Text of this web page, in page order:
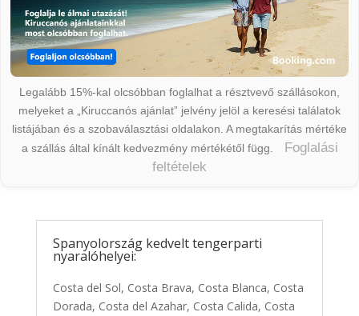
Legalább 15%-kal olcsóbban foglalhat a résztvevő szállásokon,
melyeket a „Kiruccanós ajánlat” jelvény jelöl a keresési találatok
listájában és a szobaválasztási oldalakon. A megtakarítás mértéke
a szállás által kínált kedvezmény mértékétől függ.
Foglalási
feltételek
Spanyolország kedvelt tengerparti
nyaralóhelyei:
Costa del Sol, Costa Brava, Costa Blanca, Costa
Dorada, Costa del Azahar, Costa Calida, Costa